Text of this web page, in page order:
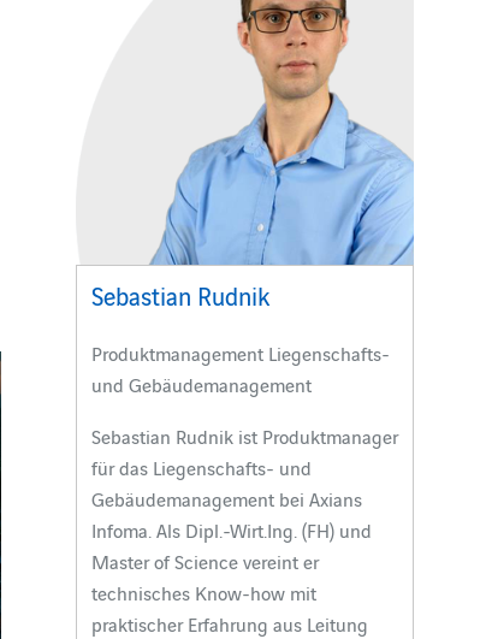
Sebastian Rudnik
Produktmanagement Liegenschafts-
und Gebäudemanagement
Sebastian Rudnik ist Produktmanager
für das Liegenschafts- und
Gebäudemanagement bei Axians
Infoma. Als Dipl.-Wirt.Ing. (FH) und
Master of Science vereint er
technisches Know-how mit
praktischer Erfahrung aus Leitung